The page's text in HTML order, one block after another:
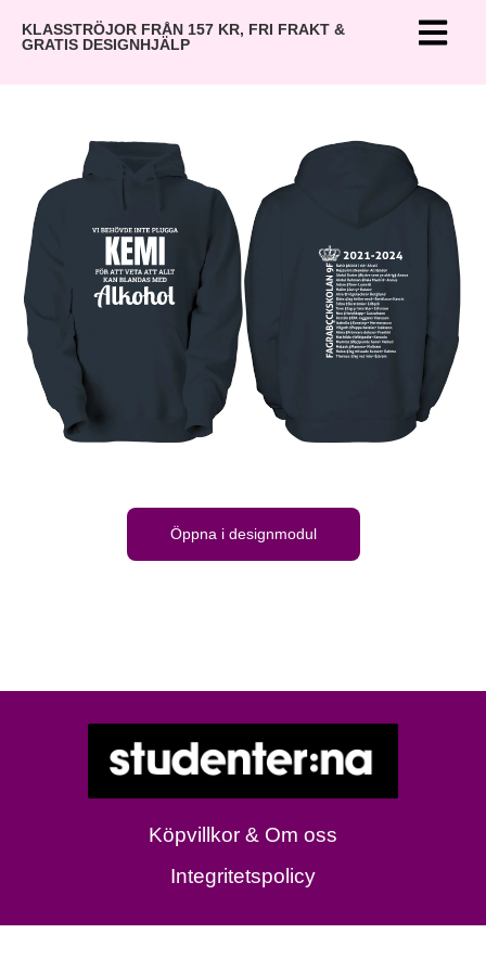
KLASSTRÖJOR FRÅN 157 KR, FRI FRAKT &
GRATIS DESIGNHJÄLP
Öppna i designmodul
Köpvillkor & Om oss
Integritetspolicy